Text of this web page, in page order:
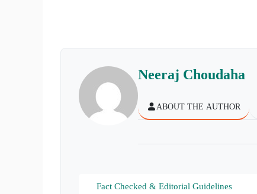
Neeraj Choudaha
ABOUT THE AUTHOR
Fact Checked & Editorial Guidelines